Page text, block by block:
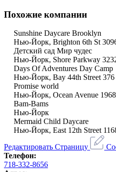
Похожие компании
Sunshine Daycare Brooklyn
Нью-Йорк, Brighton 6th St
Детский сад Мир чудес
Нью-Йорк, Shore Parkway
Days Of Adventures Day Camp
Нью-Йорк, Bay 44th Street 376
Promise world
Нью-Йорк, Ocean Avenue 1968
Bam-Bams
Нью-Йорк
Mermaid Child Daycare
Нью-Йорк, East 12th Street
Редактировать Страницу
Телефон:
718-332-8656